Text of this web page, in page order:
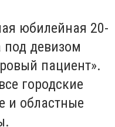
юбилейная 20-
под девизом
пациент».
городские
и областные